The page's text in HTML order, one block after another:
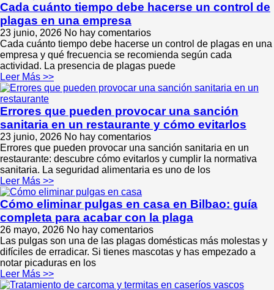
Cada cuánto tiempo debe hacerse un control de
plagas en una empresa
23 junio, 2026 No hay comentarios
Cada cuánto tiempo debe hacerse un control de plagas en una
empresa y qué frecuencia se recomienda según cada
actividad. La presencia de plagas puede
Leer Más >>
Errores que pueden provocar una sanción
sanitaria en un restaurante y cómo evitarlos
23 junio, 2026 No hay comentarios
Errores que pueden provocar una sanción sanitaria en un
restaurante: descubre cómo evitarlos y cumplir la normativa
sanitaria. La seguridad alimentaria es uno de los
Leer Más >>
Cómo eliminar pulgas en casa en Bilbao: guía
completa para acabar con la plaga
26 mayo, 2026 No hay comentarios
Las pulgas son una de las plagas domésticas más molestas y
difíciles de erradicar. Si tienes mascotas y has empezado a
notar picaduras en los
Leer Más >>